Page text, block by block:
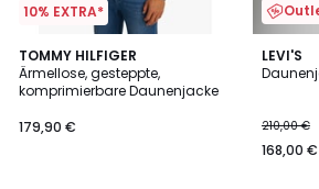
10% EXTRA*
TOMMY HILFIGER
Ärmellose, gesteppte,
komprimierbare Daunenjacke
€.
179,90 €
2
Farben
LEVI'S
210,00 €
168,00 €
4,8
/ 5
2
Farben